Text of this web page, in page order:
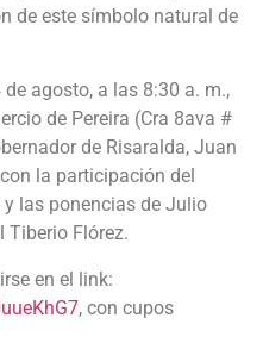
de este símbolo natural de
agosto, a las 8:30 a. m.,
de Pereira (Cra 8ava #
de Risaralda, Juan
la participación del
las ponencias de Julio
Tiberio Flórez.
en el link:
, con cupos